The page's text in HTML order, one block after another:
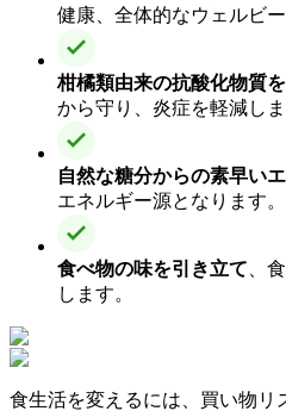
健康、全体的なウェルビ
柑橘類由来の抗酸化物質
から守り、炎症を軽減しま
自然な糖分からの素早い
エネルギー源となります。
食べ物の味を引き立て 、
します。
食生活を変えるには、買い物リ